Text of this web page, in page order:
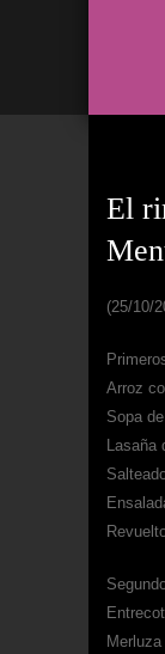
El
(25/10/
Arroz
Sopa
Lasaña